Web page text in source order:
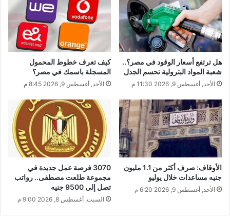
هل ترتفع أسعار الوقود في مصر؟..
شعبة المواد البترولية تحسم الجدل
الأحد, أغسطس 9, 2026 11:30 م
كيف تعرف خطوط المحمول
المسجلة باسمك في مصر؟
الأحد, أغسطس 9, 2026 8:45 م
الأوقاف: صرف أكثر من 1.1 مليون
جنيه مساعدات خلال يوليو
الأحد, أغسطس 9, 2026 6:20 م
3070 فرصة عمل جديدة في
مجموعة طلعت مصطفى.. رواتب
تصل إلى 9500 جنيه
السبت, أغسطس 8, 2026 9:00 م